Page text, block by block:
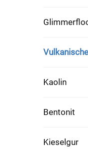
Kaolin
Bentonit
Kieselgur